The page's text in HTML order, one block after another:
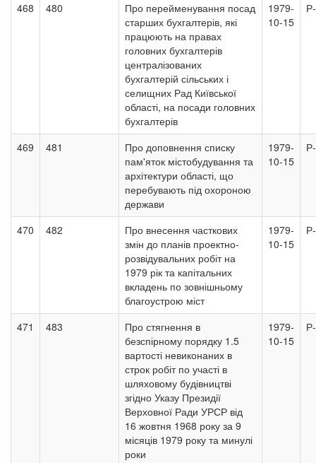
468 480
Про перейменування посад
старших бухгалтерів, які
працюють на правах
головних бухгалтерів
централізованих
бухгалтерій сільських і
селищних Рад Київської
області, на посади головних
бухгалтерів
1979-
10-15
469 481
Про доповнення списку
пам'яток містобудування та
архітектури області, що
перебувають під охороною
держави
1979-
10-15
470 482
Про внесення часткових
змін до планів проектно-
розвідувальних робіт на
1979 рік та капітальних
вкладень по зовнішньому
благоустрою міст
1979-
10-15
471 483
Про стягнення в
безспірному порядку 1.5
вартості невиконаних в
строк робіт по участі в
шляховому будівництві
згідно Указу Президії
Верховної Ради УРСР від
16 жовтня 1968 року за 9
місяців 1979 року та минулі
роки
1979-
10-15